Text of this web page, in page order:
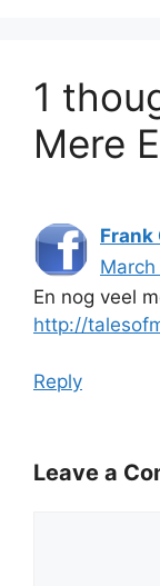
1
Mere
Frank
En nog veel
http://
Reply
Leave a